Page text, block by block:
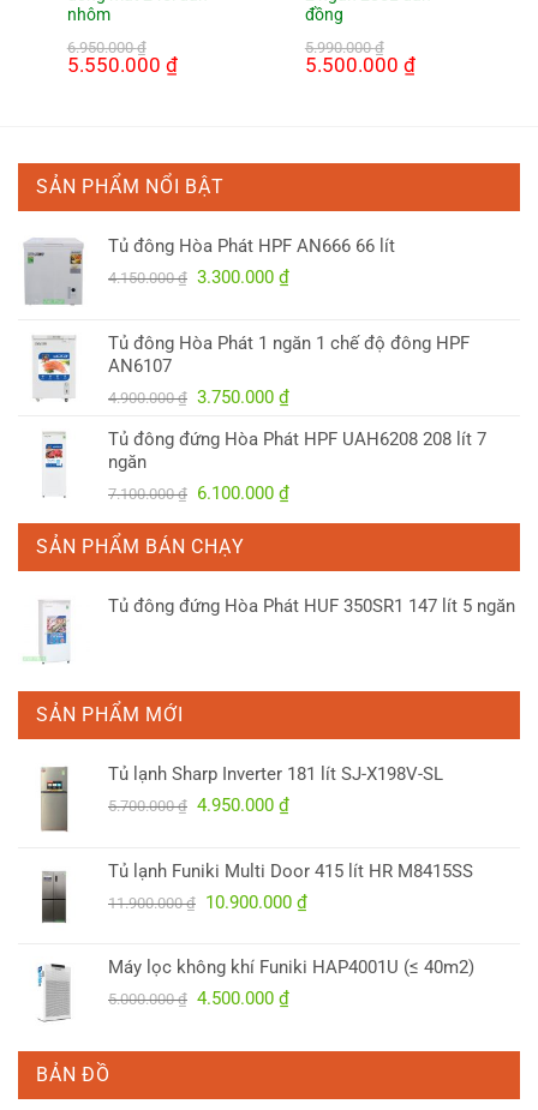
nhôm
6.950.000₫
Giá
gốc
5.550.000 ₫Giá
hiện
đồng
5.990.000₫
Giá
gốc
5.500.000 ₫Giá
hiện
SẢN PHẨM NỔI BẬT
Tủ đông Hòa Phát HPF AN666 66 lít
4.150.000₫ Giá
4.150.000 ₫.
3.300.000 ₫Giá
là:
Tủ đông Hòa Phát 1 ngăn 1 chế độ đông HPF
AN6107
4.900.000₫ Giá
là:
3.750.000 ₫Giá
tại
3.750.000 ₫.
Tủ đông đứng Hòa Phát HPF UAH6208 208 lít 7
ngăn
7.100.000₫ Giá
là:
7.100.000 ₫.
6.100.000 ₫Giá
là:
SẢN PHẨM BÁN CHẠY
Tủ đông đứng Hòa Phát HUF 350SR1 147 lít 5 ngăn
SẢN PHẨM MỚI
Tủ lạnh Sharp Inverter 181 lít SJ-X198V-SL
5.700.000₫ Giá
5.700.000 ₫.
4.950.000 ₫Giá
là:
4.950.000 ₫.
Tủ lạnh Funiki Multi Door 415 lít HR M8415SS
11.900.000₫ Giá
11.900.000 ₫.
10.900.000 ₫Giá
là:
Máy lọc không khí Funiki HAP4001U (≤ 40m2)
5.000.000₫ Giá
là:
4.500.000 ₫Giá
tại
4.500.000 ₫.
BẢN ĐỒ